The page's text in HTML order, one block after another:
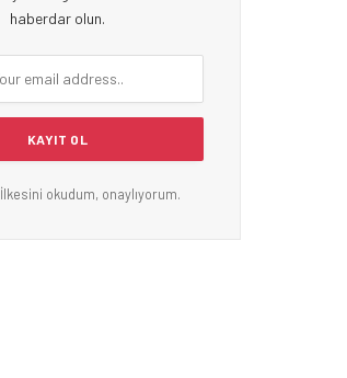
haberdar olun.
okudum, onaylıyorum.